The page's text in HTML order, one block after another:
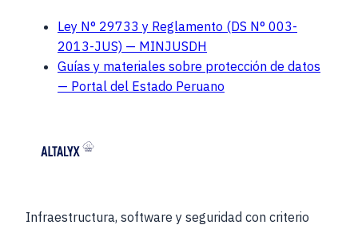
Ley N° 29733 y Reglamento (DS N° 003-
2013-JUS) — MINJUSDH
Guías y materiales sobre protección de datos
— Portal del Estado Peruano
Infraestructura, software y seguridad con criterio